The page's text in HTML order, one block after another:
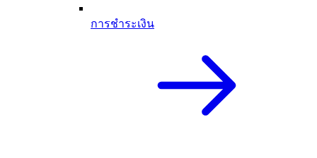
การชำระเงิน